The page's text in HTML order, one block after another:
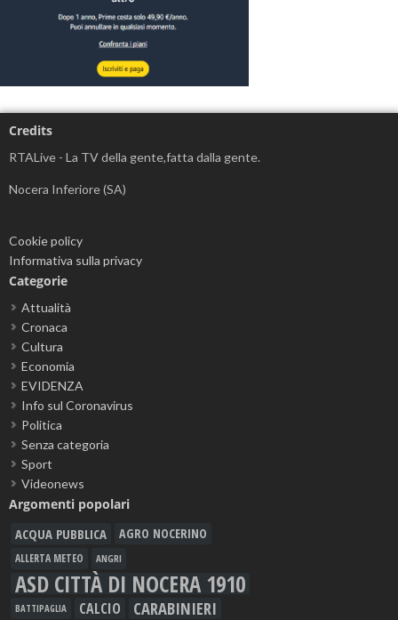
Credits
RTALive - La TV della gente,fatta dalla gente.
Nocera Inferiore (SA)
Cookie policy
Informativa sulla privacy
Categorie
Attualità
Cronaca
Cultura
Economia
EVIDENZA
Info sul Coronavirus
Politica
Senza categoria
Sport
Videonews
Argomenti popolari
ACQUA PUBBLICA AGRO NOCERINO
ALLERTA METEO ANGRI
ASD CITTÀ DI NOCERA 1910
BATTIPAGLIA CALCIO CARABINIERI